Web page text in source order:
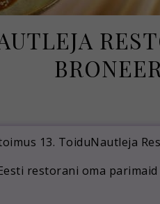
13. ToiduNautleja
restorani oma